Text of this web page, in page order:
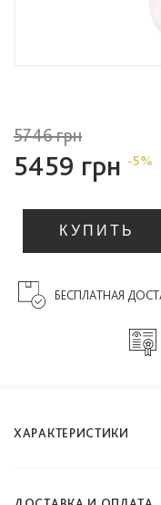
5746 грн
5459 грн -5%
КУПИТЬ
БЕСПЛАТНАЯ
ХАРАКТЕРИСТИКИ